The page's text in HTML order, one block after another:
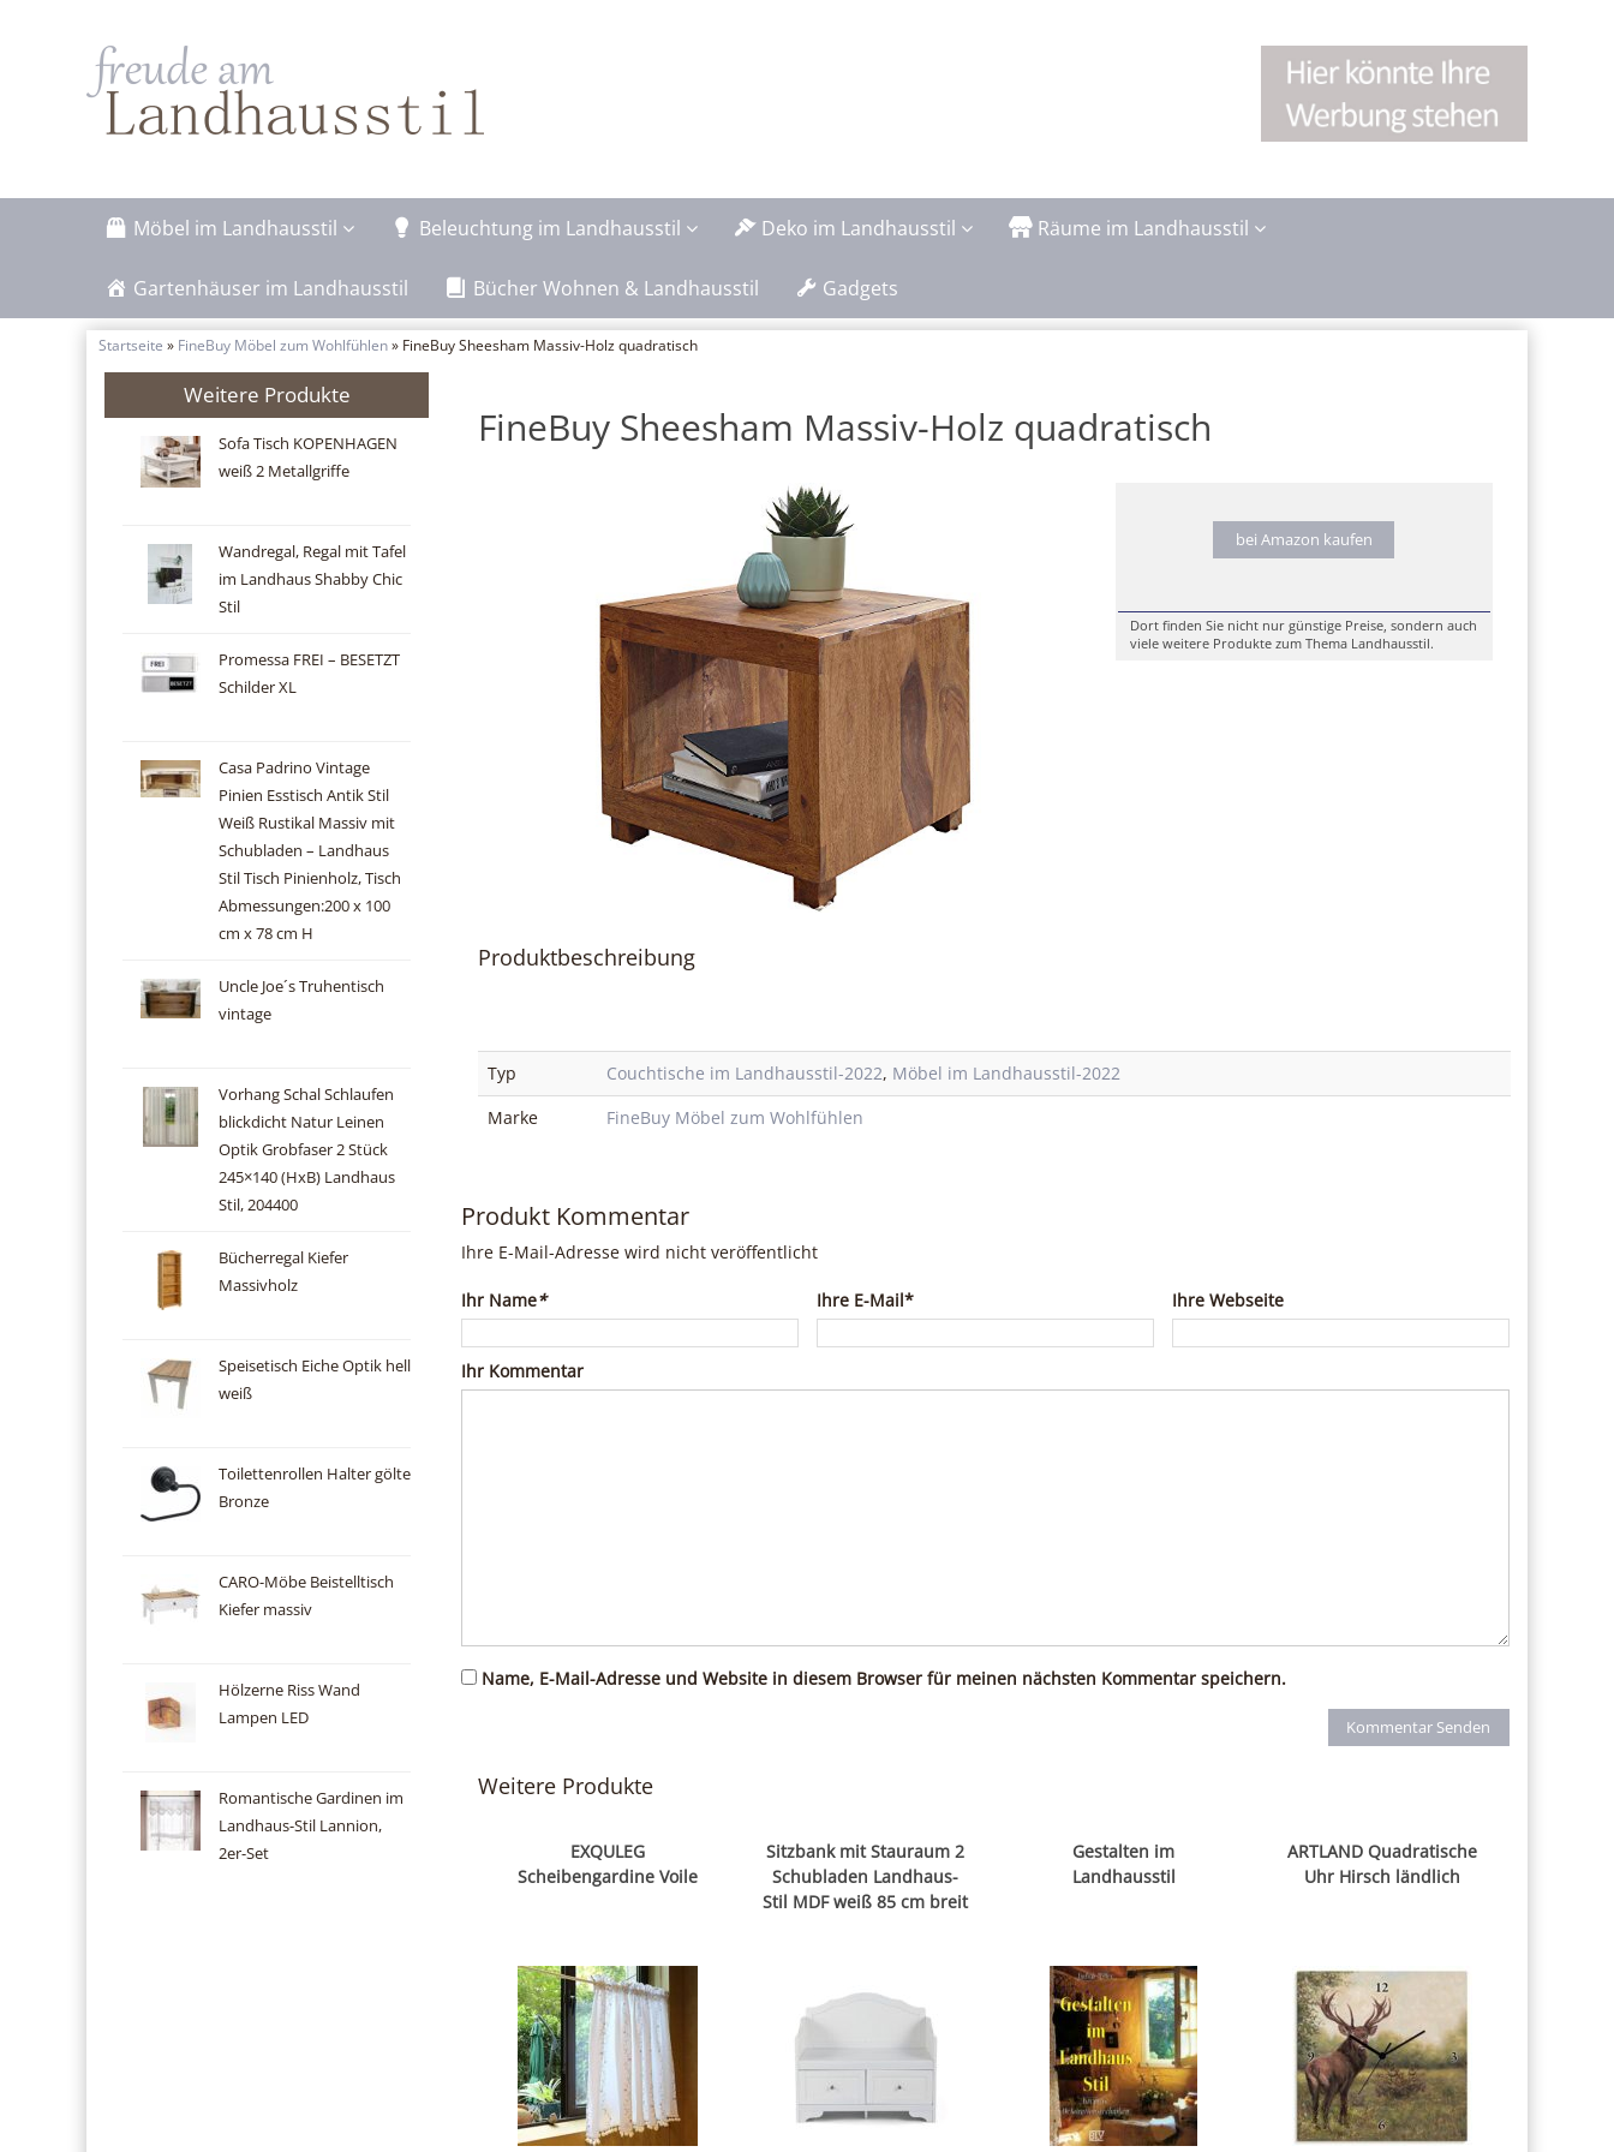
Möbel im Landhausstil Beleuchtung im Landhausstil Deko im Landhausstil Räume im Landhausstil
Gartenhäuser im Landhausstil Bücher Wohnen & Landhausstil Gadgets
Startseite » FineBuy Möbel zum Wohlfühlen» FineBuy Sheesham Massiv-Holz quadratisch
Weitere Produkte
Sofa Tisch KOPENHAGEN
weiß 2 Metallgriffe
Wandregal, Regal mit Tafel
im Landhaus Shabby Chic
Stil
Promessa FREI – BESETZT
Schilder XL
Casa Padrino Vintage
Pinien Esstisch Antik Stil
Weiß Rustikal Massiv mit
Schubladen – Landhaus
Stil Tisch Pinienholz, Tisch
Abmessungen:200 x 100
cm x 78 cm H
Uncle Joe´s Truhentisch
vintage
Vorhang Schal Schlaufen
blickdicht Natur Leinen
Optik Grobfaser 2 Stück
245×140 (HxB) Landhaus
Stil, 204400
Bücherregal Kiefer
Massivholz
Speisetisch Eiche Optik hell
weiß
Toilettenrollen Halter gölte
Bronze
CARO-Möbe Beistelltisch
Kiefer massiv
Hölzerne Riss Wand
Lampen LED
Romantische Gardinen im
Landhaus-Stil Lannion,
2er-Set
FineBuy Sheesham Massiv-Holz quadratisch
bei Amazon kaufen
Dort finden Sie nicht nur günstige Preise, sondern auch
viele weitere Produkte zum Thema Landhausstil.
Produktbeschreibung
Typ Couchtische im Landhausstil-2022, Möbel im Landhausstil-2022
Marke
FineBuy Möbel zum Wohlfühlen
Produkt Kommentar
Ihre E-Mail-Adresse wird nicht veröffentlicht
Ihr Name* Ihre E-Mail* Ihre Webseite
Ihr Kommentar
Name, E-Mail-Adresse und Website in diesem Browser für meinen nächsten Kommentar speichern.
Weitere Produkte
EXQULEG
Scheibengardine Voile
Sitzbank mit Stauraum 2
Schubladen Landhaus-
Stil MDF weiß 85 cm breit
Gestalten im
Landhausstil
ARTLAND Quadratische
Uhr Hirsch ländlich